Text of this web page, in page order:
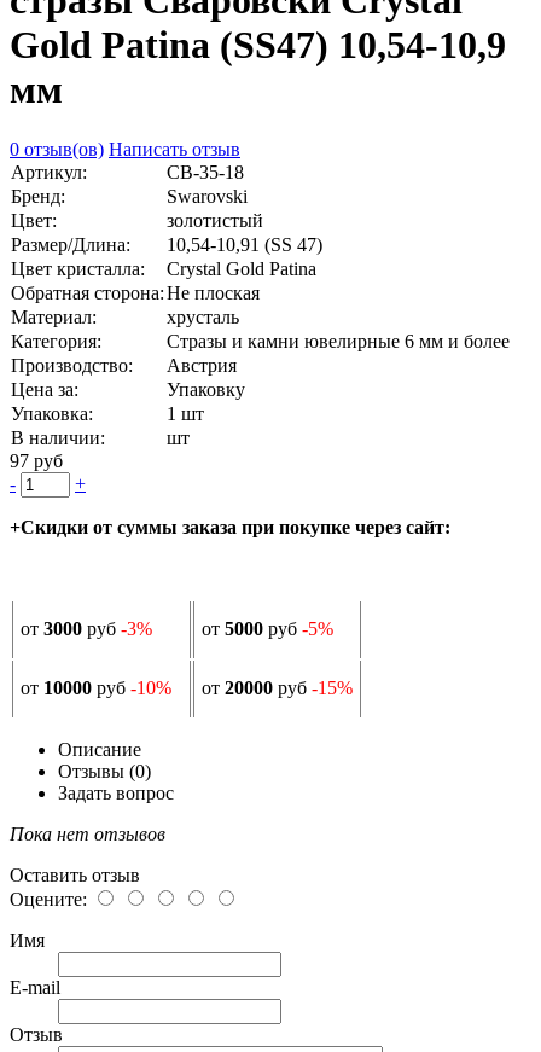
Gold Patina (SS47) 10,54-10,9
мм
0 отзыв(ов) Написать отзыв
Артикул:
СВ-35-18
Бренд:
Swarovski
Цвет:
золотистый
Размер/Длина:
10,54-10,91 (SS 47)
Цвет кристалла:
Crystal Gold Patina
Обратная сторона:Не плоская
Материал:
хрусталь
Категория:
Стразы и камни ювелирные 6 мм и более
Производство:
Австрия
Цена за:
Упаковку
Упаковка:
1 шт
В наличии:
шт
97 руб
-
+
+Скидки от суммы заказа при покупке через сайт:
от 3000 руб -3% от 5000 руб -5%
от 10000 руб -10% от 20000 руб -15%
Описание
Отзывы (0)
Задать вопрос
Пока нет отзывов
Оставить отзыв
Оцените:
Имя
E-mail
Отзыв